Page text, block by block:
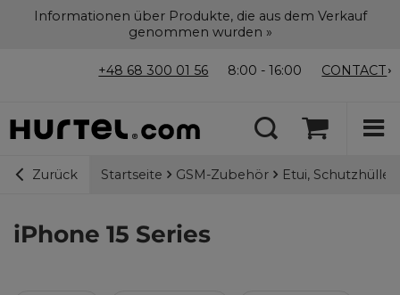
Informationen über Produkte, die aus dem Verkauf
genommen wurden »
+48 68 300 01 56 8:00 - 16:00 CONTACT
Zurück Startseite GSM-Zubehör Etui, Schutzhülle
iPhone 15 Series